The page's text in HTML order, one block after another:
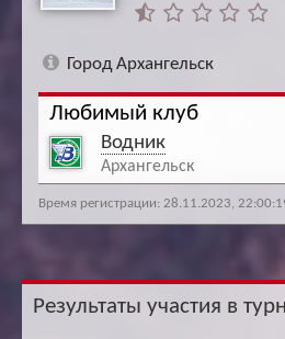
Город Архангельск
Любимый клуб
Водник
Архангельск
Время регистрации: 28.11.2023,
Результаты участия в